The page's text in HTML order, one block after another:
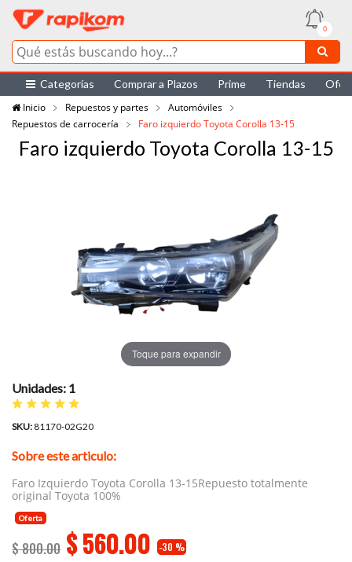
0
Categorías Comprar a Plazos Prime Tiendas
Inicio
Repuestos y partes
Automóviles
Repuestos de carrocería
Faro izquierdo Toyota Corolla 13-15
Faro izquierdo Toyota Corolla 13-15
Toque para expandir
Unidades: 1
SKU: 81170-02G20
Sobre este articulo:
Faro Izquierdo Toyota Corolla 13-15Repuesto totalmente
original Toyota 100%
Oferta
$ 800.00 $560.00 -30 %